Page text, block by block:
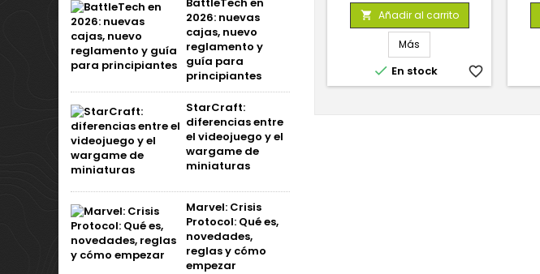
2026: nuevas
cajas, nuevo
reglamento y
guía para
principiantes
StarCraft:
diferencias entre
el videojuego y el
wargame de
miniaturas
Marvel: Crisis
Protocol: Qué es,
novedades,
reglas y cómo
empezar
 Añadir al carrito
Más
 En stock favorite_border